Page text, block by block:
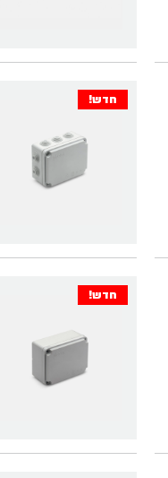
חדש!
חדש!